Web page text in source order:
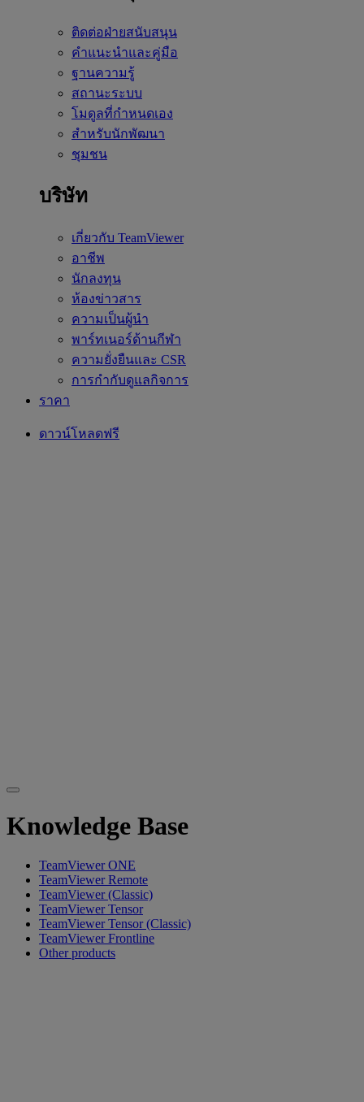
ติดต่อฝ่ายสนับสนุน
คำแนะนำและคู่มือ
ฐานความรู้
สถานะระบบ
โมดูลที่กำหนดเอง
สำหรับนักพัฒนา
ชุมชน
บริษัท
เกี่ยวกับ TeamViewer
อาชีพ
นักลงทุน
ห้องข่าวสาร
ความเป็นผู้นำ
พาร์ทเนอร์ด้านกีฬา
ความยั่งยืนและ CSR
การกำกับดูแลกิจการ
ราคา
ดาวน์โหลดฟรี
Knowledge Base
TeamViewer ONE
TeamViewer Remote
TeamViewer (Classic)
TeamViewer Tensor
TeamViewer Tensor (Classic)
TeamViewer Frontline
Other products